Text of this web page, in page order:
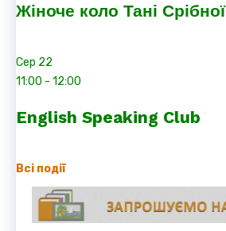
Жіноче коло Тані Срібної
Сер 22
11:00 - 12:00
English Speaking Club
Всі події